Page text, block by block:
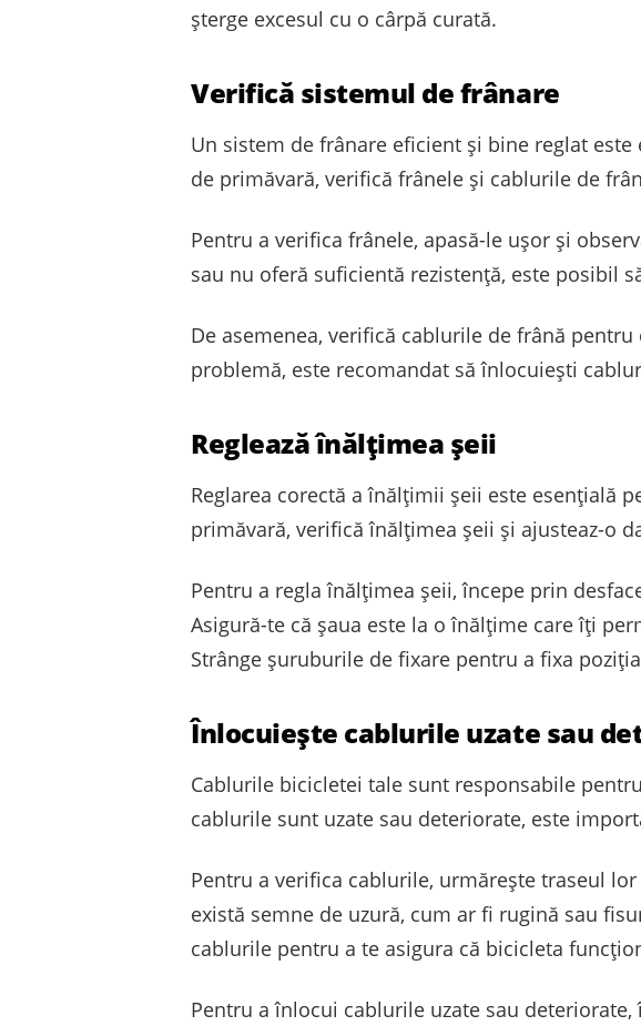
șterge excesul cu o cârpă curată.
Verifică sistemul de frânare
Un sistem de frânare eficient și bine reglat
de primăvară, verifică frânele și cablurile de
Pentru a verifica frânele, apasă-le ușor și
sau nu oferă suficientă rezistență, este posibil
De asemenea, verifică cablurile de frână
problemă, este recomandat să înlocuiești
Reglează înălțimea șeii
Reglarea corectă a înălțimii șeii este esențială
primăvară, verifică înălțimea șeii și ajusteaz-o
Pentru a regla înălțimea șeii, începe prin
Asigură-te că șaua este la o înălțime care îți
Strânge șuruburile de fixare pentru a fixa
Înlocuiește cablurile uzate sau
Cablurile bicicletei tale sunt responsabile
cablurile sunt uzate sau deteriorate, este
Pentru a verifica cablurile, urmărește traseul
există semne de uzură, cum ar fi rugină sau
cablurile pentru a te asigura că bicicleta
Pentru a înlocui cablurile uzate sau